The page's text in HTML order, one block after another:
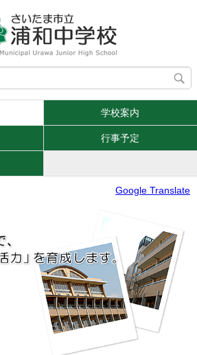
学校案内
行事予定
Google Translate